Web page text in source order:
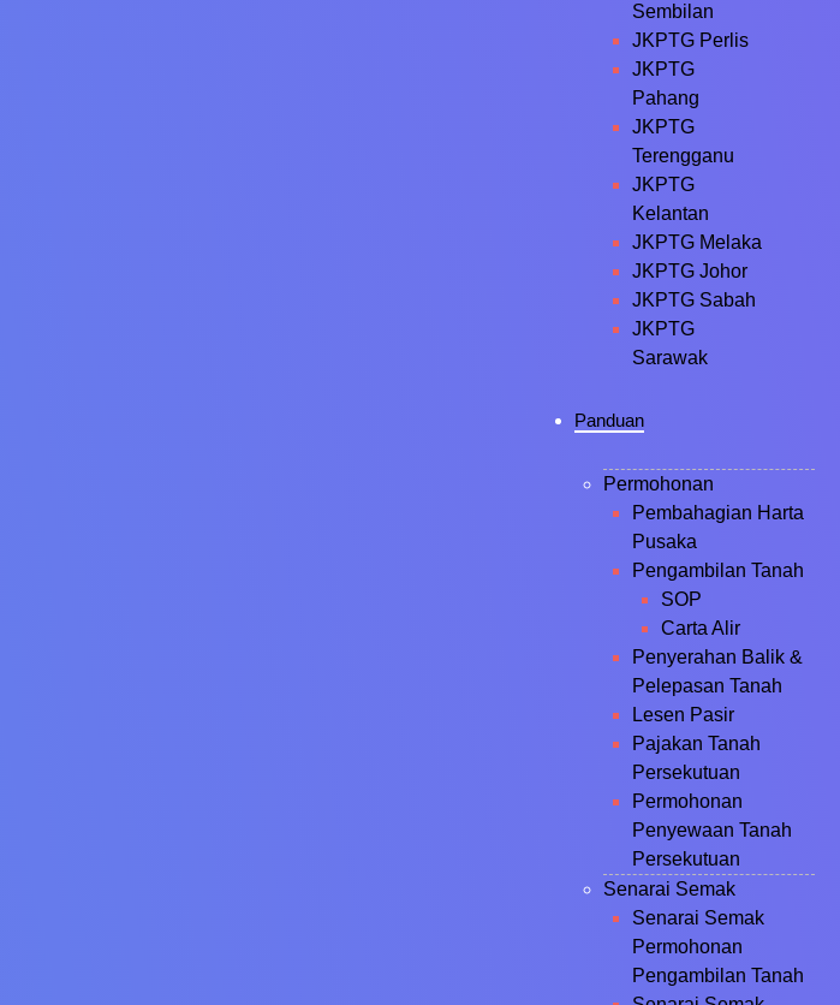
Sembilan
JKPTG Perlis
JKPTG
Pahang
JKPTG
Terengganu
JKPTG
Kelantan
JKPTG Melaka
JKPTG Johor
JKPTG Sabah
JKPTG
Sarawak
Panduan
Permohonan
Pembahagian Harta
Pusaka
Pengambilan Tanah
SOP
Carta Alir
Penyerahan Balik &
Pelepasan Tanah
Lesen Pasir
Pajakan Tanah
Persekutuan
Permohonan
Penyewaan Tanah
Persekutuan
Senarai Semak
Senarai Semak
Permohonan
Pengambilan Tanah